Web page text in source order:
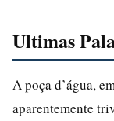
Ultimas
A poça d’água,
aparentemente